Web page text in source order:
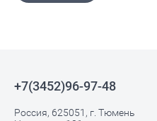
+7(3452)96-97-48
Россия, 625051, г. Тюмень